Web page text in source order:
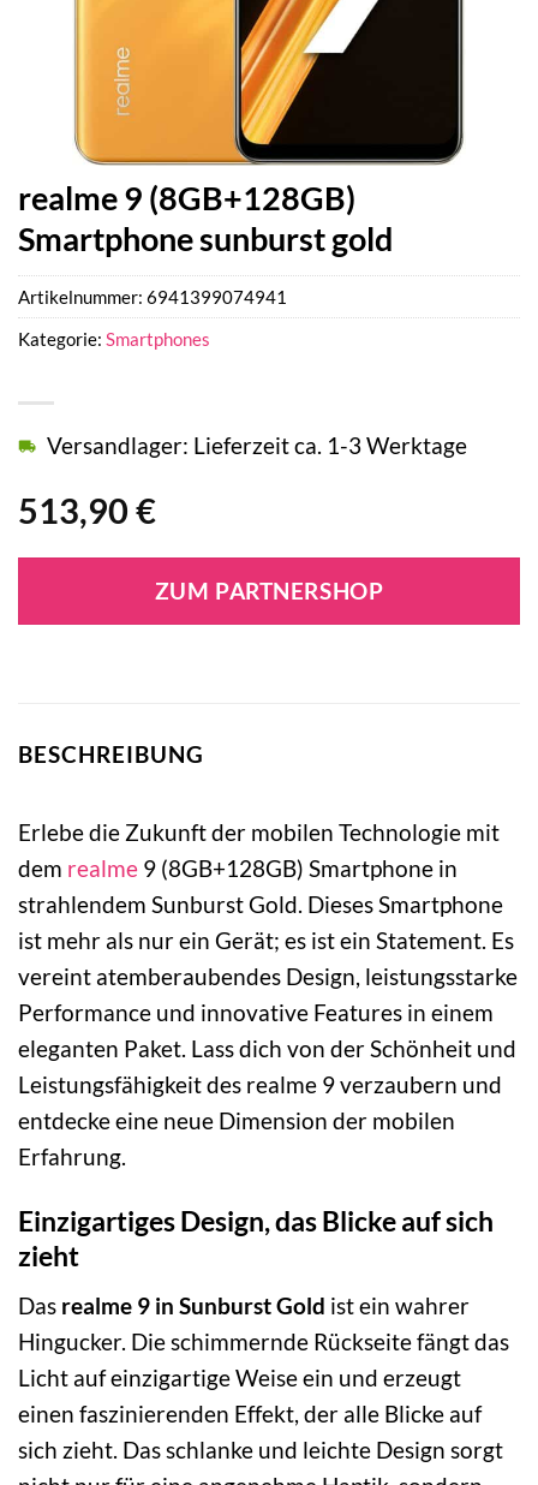
realme 9 (8GB+128GB)
Smartphone sunburst gold
513,90 €
Versandlager: Lieferzeit ca. 1-3 Werktage
ZUM PARTNERSHOP
Artikelnummer: 6941399074941
Kategorie: Smartphones
BESCHREIBUNG
Erlebe die Zukunft der mobilen Technologie mit
dem realme 9 (8GB+128GB) Smartphone in
strahlendem Sunburst Gold. Dieses Smartphone
ist mehr als nur ein Gerät; es ist ein Statement. Es
vereint atemberaubendes Design, leistungsstarke
Performance und innovative Features in einem
eleganten Paket. Lass dich von der Schönheit und
Leistungsfähigkeit des realme 9 verzaubern und
entdecke eine neue Dimension der mobilen
Erfahrung.
Einzigartiges Design, das Blicke auf sich
zieht
Das realme 9 in Sunburst Gold ist ein wahrer
Hingucker. Die schimmernde Rückseite fängt das
Licht auf einzigartige Weise ein und erzeugt
einen faszinierenden Effekt, der alle Blicke auf
sich zieht. Das schlanke und leichte Design sorgt